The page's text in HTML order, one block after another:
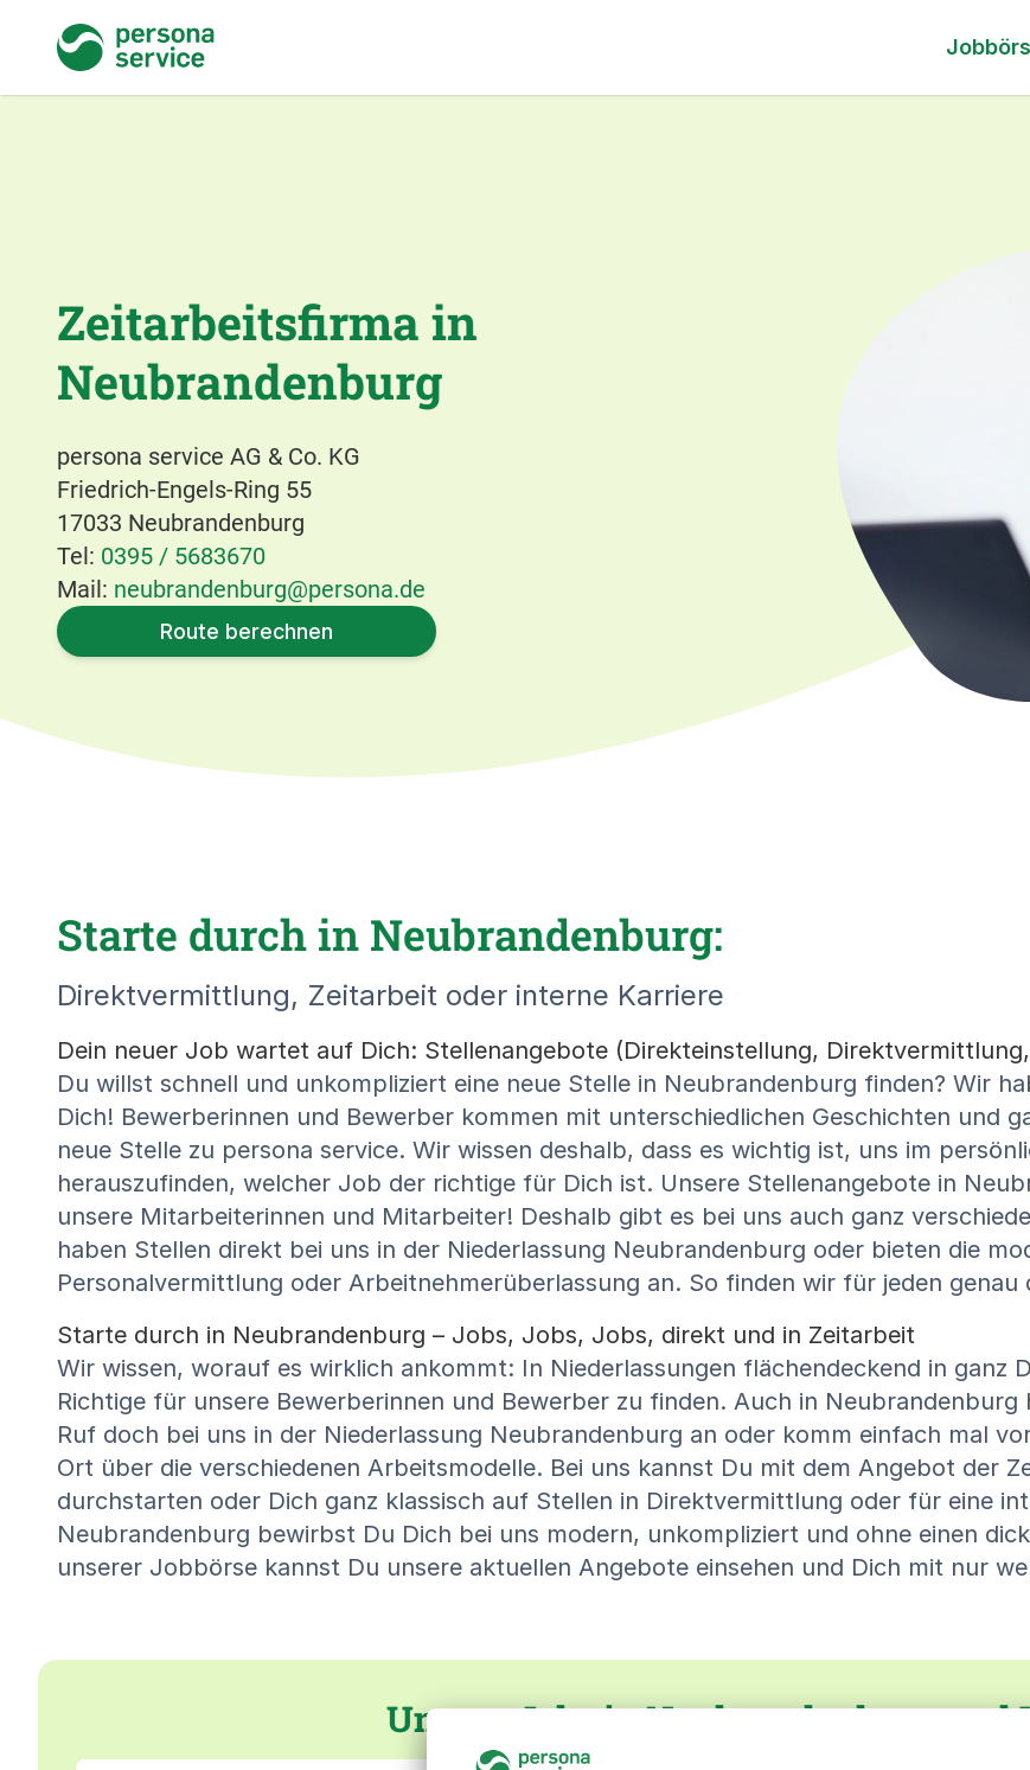
persona service
Zeitarbeitsfirma in
Neubrandenburg
persona service AG & Co. KG
Friedrich-Engels-Ring 55
17033 Neubrandenburg
Tel: 0395 / 5683670
Mail: neubrandenburg@persona.de
Route berechnen
Starte durch in Neubrandenburg:
Direktvermittlung, Zeitarbeit oder interne Karriere
Dein neuer Job wartet auf Dich: Stellenangebote (Direkteinstellung,
Du willst schnell und unkompliziert eine neue Stelle in Neubrandenburg finden? Wir
Dich! Bewerberinnen und Bewerber kommen mit unterschiedlichen Geschichten und
neue Stelle zu persona service. Wir wissen deshalb, dass es wichtig ist, uns im
herauszufinden, welcher Job der richtige für Dich ist. Unsere Stellenangebote in
unsere Mitarbeiterinnen und Mitarbeiter! Deshalb gibt es bei uns auch ganz
haben Stellen direkt bei uns in der Niederlassung Neubrandenburg oder bieten die
Personalvermittlung oder Arbeitnehmerüberlassung an. So finden wir für jeden genau
Starte durch in Neubrandenburg – Jobs, Jobs, Jobs, direkt und in Zeitarbeit
Wir wissen, worauf es wirklich ankommt: In Niederlassungen flächendeckend in ganz
Richtige für unsere Bewerberinnen und Bewerber zu finden. Auch in
Ruf doch bei uns in der Niederlassung Neubrandenburg an oder komm einfach mal
Ort über die verschiedenen Arbeitsmodelle. Bei uns kannst Du mit dem Angebot der
durchstarten oder Dich ganz klassisch auf Stellen in Direktvermittlung oder für eine
Neubrandenburg bewirbst Du Dich bei uns modern, unkompliziert und ohne einen
unserer Jobbörse kannst Du unsere aktuellen Angebote einsehen und Dich mit nur
Unsere Jobs in Neubrandenburg und